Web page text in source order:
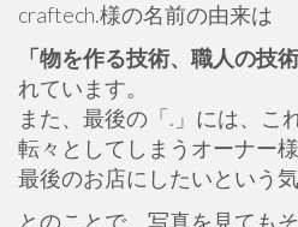
craftech.様の名前の由来は
「物を作る技術、職人の技術
れています。
また、最後の「.」には、こ
転々としてしまうオーナー
最後のお店にしたいという
とのことで、写真を見ても